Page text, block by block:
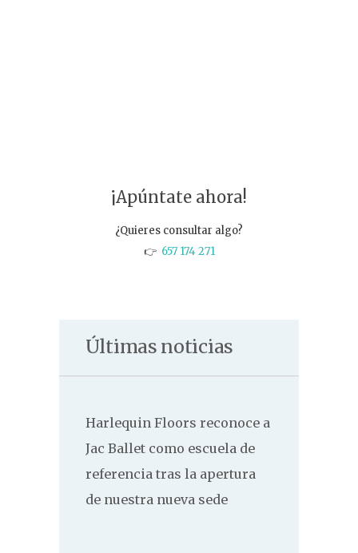
¡Apúntate ahora!
¿Quieres consultar algo?
👉 657 174 271
Últimas noticias
Harlequin Floors reconoce a
Jac Ballet como escuela de
referencia tras la apertura
de nuestra nueva sede